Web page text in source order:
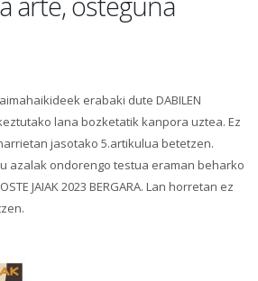
erabaki dute DABILEN
lana bozketatik kanpora uztea. Ez
jasotako 5.artikulua betetzen.
azalak ondorengo testua eraman beharko
JAIAK 2023 BERGARA. Lan horretan ez